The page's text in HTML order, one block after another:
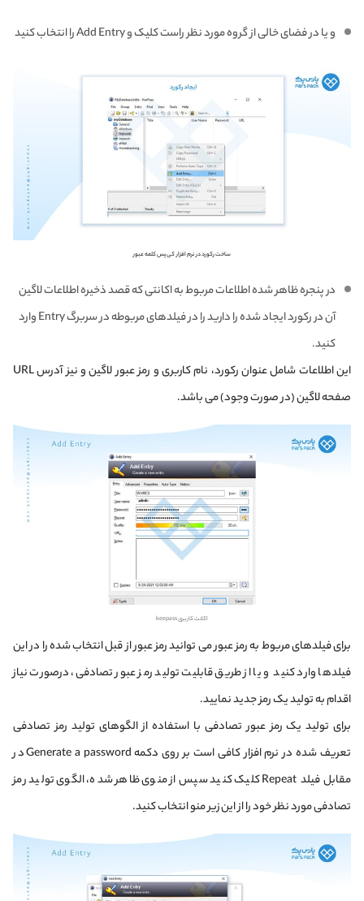
و یا در فضای خالی از گروه مورد نظر راست کلیک و Add Entry را انتخاب کنید
ساخت رکورد در نرم افزار کی پس کلمه عبور
در پنجره ظاهر شده اطلاعات مربوط به اکانتی که قصد ذخیره اطلاعات لاگین
آن در رکورد ایجاد شده را دارید را در فیلدهای مربوطه در سربرگ Entry وارد
کنید.
این اطلاعات شامل عنوان رکورد، نام کاربری و رمز عبور لاگین و نیز آدرس URL
صفحه لاگین (در صورت وجود) می باشد.
اکانت کاربری keepass
برای فیلدهای مربوط به رمز عبور می توانید رمز عبور از قبل انتخاب شده را در این
فیلدها وارد کنید و یا از طریق قابلیت تولید رمز عبور تصادفی، درصورت نیاز
اقدام به تولید یک رمز جدید نمایید.
برای تولید یک رمز عبور تصادفی با استفاده از الگوهای تولید رمز تصادفی
تعریف شده در نرم افزار کافی است بر روی دکمه Generate a password در
مقابل فیلد Repeat کلیک کنید سپس از منوی ظاهر شده، الگوی تولید رمز
تصادفی مورد نظر خود را از این زیر منو انتخاب کنید.